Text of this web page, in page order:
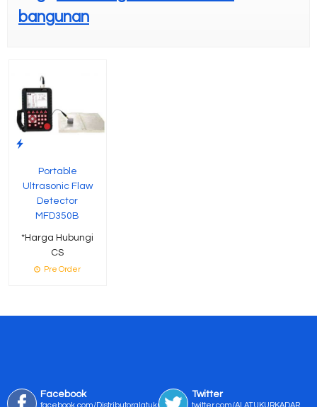
bangunan
Portable
Ultrasonic Flaw
Detector
MFD350B
*Harga Hubungi
CS
Pre Order
Facebook
facebook.com/Distributoralatukur
Twitter
twitter.com/ALATUKURKADAR